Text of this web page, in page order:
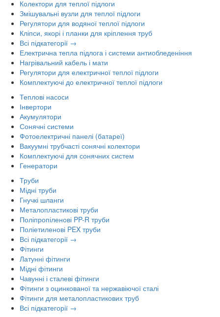
Колектори для теплої підлоги
Змішувальні вузли для теплої підлоги
Регулятори для водяної теплої підлоги
Кліпси, якорі і планки для кріплення труб
Всі підкатегорії →
Електрична тепла підлога і системи антиобледеніння
Нагрівальний кабель і мати
Регулятори для електричної теплої підлоги
Комплектуючі до електричної теплої підлоги
Теплові насоси
Інвертори
Акумулятори
Сонячні системи
Фотоелектричні панелі (батареї)
Вакуумні трубчасті сонячні колектори
Комплектуючі для сонячних систем
Генератори
Труби
Мідні труби
Гнучкі шланги
Металопластикові труби
Поліпропіленові PP-R труби
Поліетиленові PEX труби
Всі підкатегорії →
Фітинги
Латунні фітинги
Мідні фітинги
Чавунні і сталеві фітинги
Фітинги з оцинкованої та нержавіючої сталі
Фітинги для металопластикових труб
Всі підкатегорії →